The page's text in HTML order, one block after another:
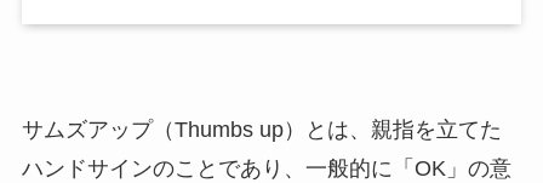
サムズアップ（Thumbs up）とは、親指を立てた
ハンドサインのことであり、一般的に「OK」の意